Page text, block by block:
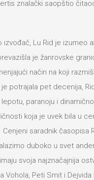
znalački saopštio
Lu Rid je izumeo
je žanrovske
način na koji
potrajala pet decenija,
paranoju i
koja je uvek bila u
saradnik časopisa
duboko u svet
svoja najznačajnija
Peti Smit i Dejvida